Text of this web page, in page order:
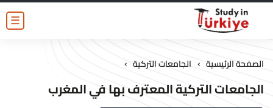
☰
الصفحة الرئيسية › الجامعات التركية ›
الجامعات التركية المعترف بها في المغرب